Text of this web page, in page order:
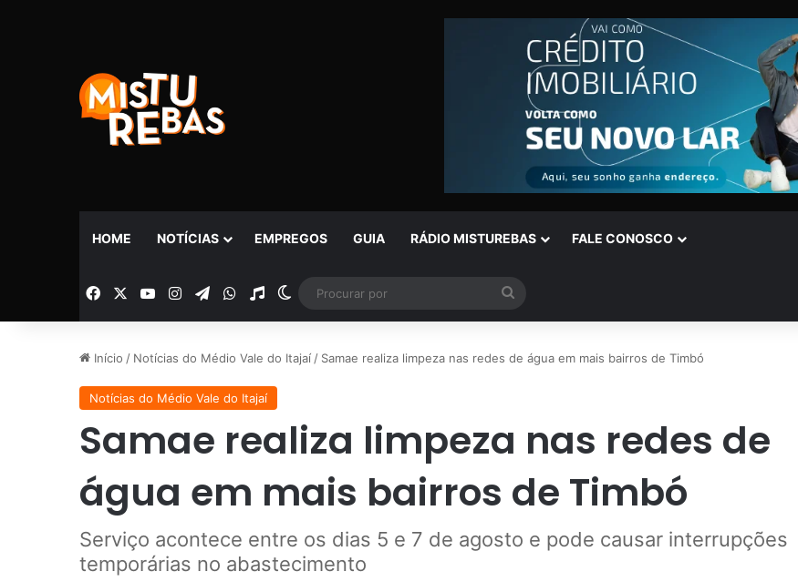
HOME NOTÍCIAS EMPREGOS GUIA RÁDIO MISTUREBAS FALE CONOSCO
Facebook YouTubeInstagramTelegramWhatsApp
Rádio Switch skin
por
Início / Notícias do Médio Vale do Itajaí / Samae realiza limpeza nas redes de água em mais bairros de Timbó
Notícias do Médio Vale do Itajaí
Samae realiza limpeza nas redes de
água em mais bairros de Timbó
Serviço acontece entre os dias 5 e 7 de agosto e pode causar interrupções
temporárias no abastecimento